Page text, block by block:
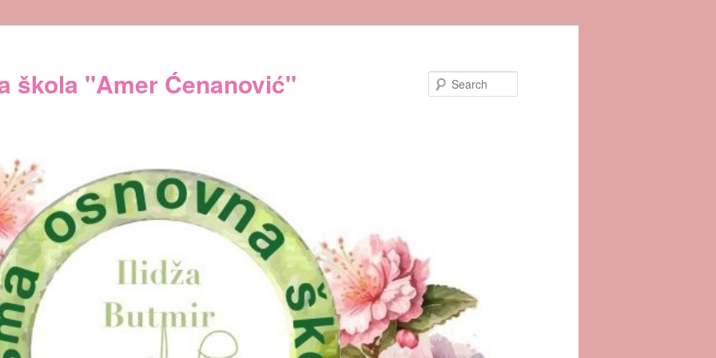
škola "Amer Ćenanović"